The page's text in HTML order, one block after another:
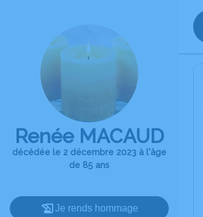
Renée MACAUD
décédée le 2 décembre 2023 à l'âge
de 85 ans
Je rends hommage